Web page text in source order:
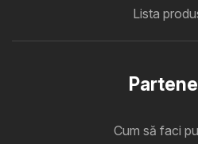
Lista
Cum să faci